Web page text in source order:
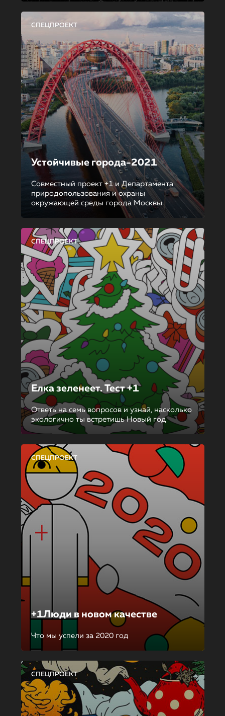
СПЕЦПРОЕКТ
Устойчивые города-2021
Совместный проект +1 и Департамента
природопользования и охраны
окружающей среды города Москвы
СПЕЦПРОЕКТ
Елка зеленеет. Тест +1
Ответь на семь вопросов и узнай, насколько
экологично ты встретишь Новый год
СПЕЦПРОЕКТ
+1Люди в новом качестве
Что мы успели за 2020 год
СПЕЦПРОЕКТ